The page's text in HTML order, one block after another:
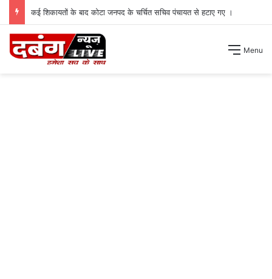
कई शिकायतों के बाद कोटा जनपद के चर्चित सचिव पंचायत से हटाए गए ।
Menu